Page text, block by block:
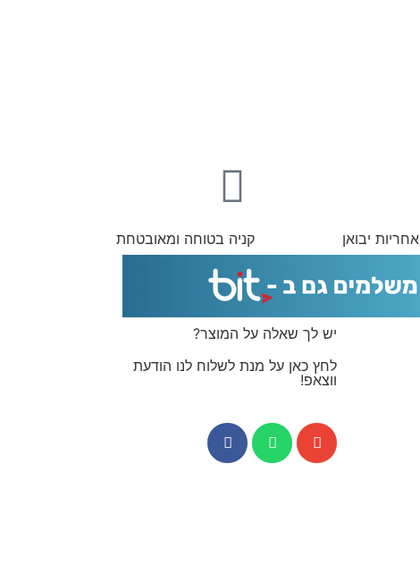
אחריות יבואן קניה בטוחה ומאובטחת
יש לך שאלה על המוצר?
לחץ כאן על מנת לשלוח לנו הודעת
ווצאפ!